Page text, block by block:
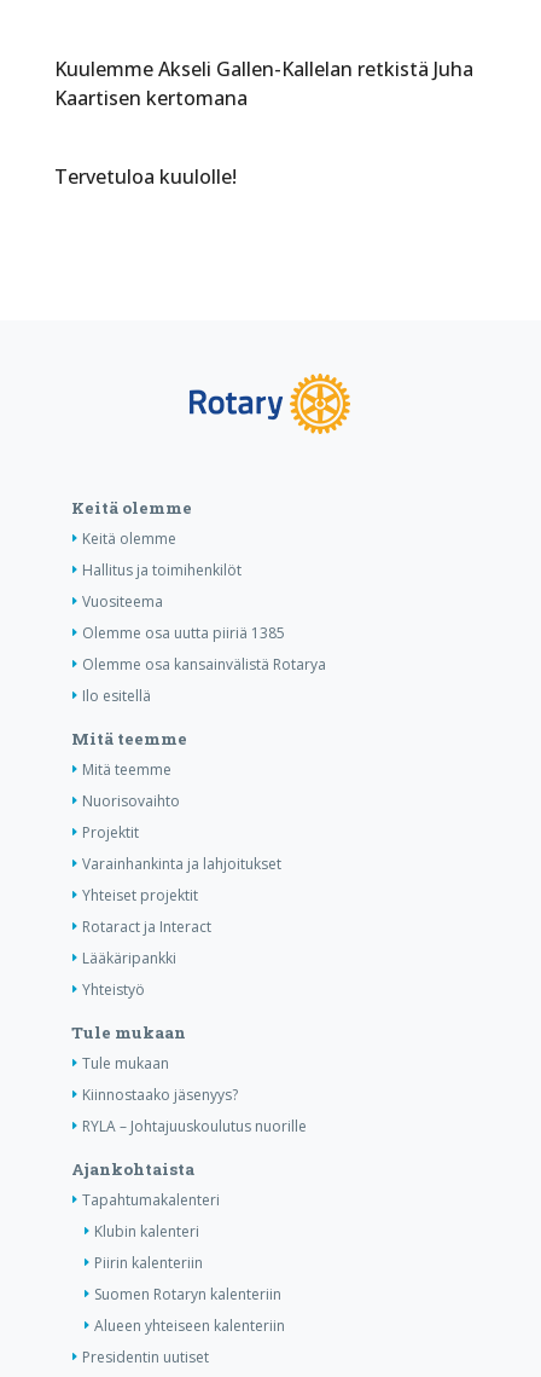
Kuulemme Akseli Gallen-Kallelan retkistä Juha
Kaartisen kertomana
Tervetuloa kuulolle!
Keitä olemme
Keitä olemme
Hallitus ja toimihenkilöt
Vuositeema
Olemme osa uutta piiriä 1385
Olemme osa kansainvälistä Rotarya
Ilo esitellä
Mitä teemme
Mitä teemme
Nuorisovaihto
Projektit
Varainhankinta ja lahjoitukset
Yhteiset projektit
Rotaract ja Interact
Lääkäripankki
Yhteistyö
Tule mukaan
Tule mukaan
Kiinnostaako jäsenyys?
RYLA – Johtajuuskoulutus nuorille
Ajankohtaista
Tapahtumakalenteri
Klubin kalenteri
Piirin kalenteriin
Suomen Rotaryn kalenteriin
Alueen yhteiseen kalenteriin
Presidentin uutiset